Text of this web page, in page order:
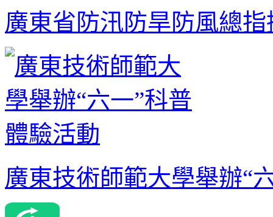
廣東省防汛防旱防風總
廣東技術師範大學舉辦“